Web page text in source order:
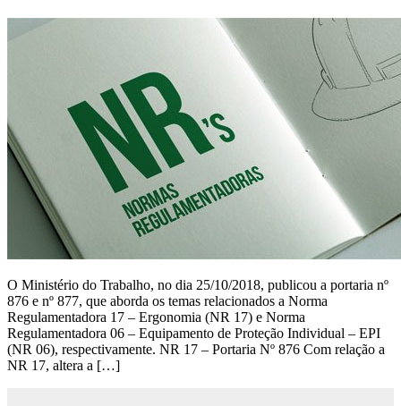
O Ministério do Trabalho, no dia 25/10/2018, publicou a portaria nº
876 e nº 877, que aborda os temas relacionados a Norma
Regulamentadora 17 – Ergonomia (NR 17) e Norma
Regulamentadora 06 – Equipamento de Proteção Individual – EPI
(NR 06), respectivamente. NR 17 – Portaria Nº 876 Com relação a
NR 17, altera a […]